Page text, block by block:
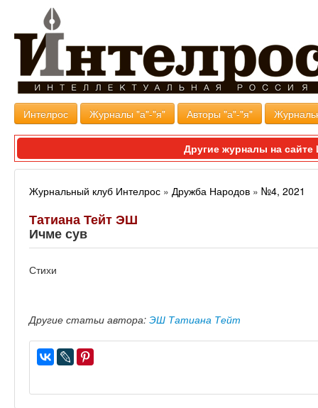
Интелрос Журналы "а"-"я" Авторы "а"-"я"
Другие журналы на
Журнальный клуб Интелрос » Дружба Народов » №4, 2021
Татиана Тейт ЭШ
Ичме сув
Стихи
Другие статьи автора: ЭШ Татиана Тейт